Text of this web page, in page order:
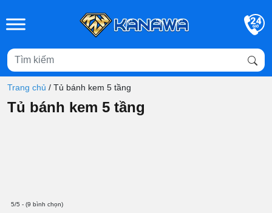
Trang chủ / Tủ bánh kem 5 tầng
Tủ bánh kem 5 tầng
5/5 - (9 bình chọn)